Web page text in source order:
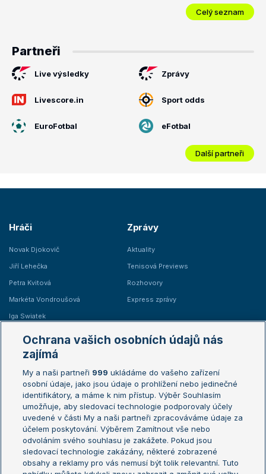
Celý seznam
Partneři
Live výsledky Zprávy
Livescore.in Sport odds
EuroFotbal eFotbal
Další partneři
Hráči
Novak Djokovič
Jiří Lehečka
Petra Kvitová
Markéta Vondroušová
Iga Swiatek
Zprávy
Aktuality
Tenisová Previews
Rozhovory
Express zprávy
Žebříčky
Žebříček ATP (muži)
Žebříček WTA (ženy)
Sázkařský žebříček
Australian Open
French Open
Wimbledon
US Open
Turnaj mistrů
Turnaj mistryň
Ochrana vašich osobních údajů nás
zajímá
My a naši partneři 999 ukládáme do vašeho zařízení
osobní údaje, jako jsou údaje o prohlížení nebo jedinečné
identifikátory, a máme k nim přístup. Výběr Souhlasím
umožňuje, aby sledovací technologie podporovaly účely
uvedené v části My a naši partneři zpracováváme údaje za
účelem poskytování. Výběrem Zamítnout vše nebo
odvoláním svého souhlasu je zakážete. Pokud jsou
sledovací technologie zakázány, některé zobrazené
obsahy a reklamy pro vás nemusí být tolik relevantní. Tuto